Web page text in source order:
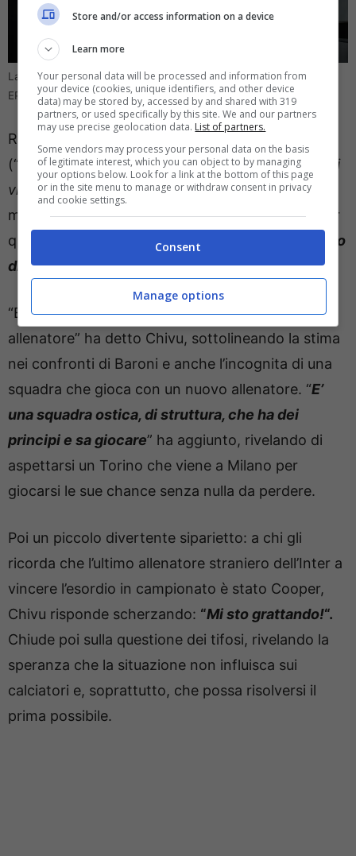
La conferenza stampa di Chivu per Inter – Torino (foto: ANSA/
EPA/JOHN G. MABANGLO) – direttagoal.it
Rispondendo alle parole di Oriali, cita Allegri
(“ Sono d’accordo con Allegri quando dice che chi
vince è sempre favorito“) e sottolinea il grande
mercato fatto dal Napoli; si è mostrato carico per
quest’inizio di campionato e si è detto “
orgoglioso
di essere l’allenatore dell’Inter“.
“E’ un Torino che ha investito bene, ha cambiato
allenatore” ha detto Chivu, sottolineando la stima
nei confronti di Baroni e anche l’incognita di una
squadra che gioca con un nuovo allenatore. “E’
una squadra ostica, di struttura, che ha dei
principi e sa giocare” ha aggiunto, rivelando di
aspettarsi un Torino che viene a Milano per
giocarsi le sue chance senza nulla da perdere.
Poi un piccolo divertente siparietto: a chi gli
ricorda che l’ultimo allenatore straniero dell’Inter a
vincere l’esordio in campionato è stato Cooper,
Chivu risponde scherzando: “Mi sto grattando!“.
Chiude poi sulla questione dei tifosi, rivelando la
speranza che la situazione non influisca sui
calciatori e, soprattutto, che possa risolversi il
prima possibile.
Store and/or access information on a device
Learn more
Your personal data will be processed and information from
your device (cookies, unique identifiers, and other device
data) may be stored by, accessed by and shared with 319
partners, or used specifically by this site. We and our partners
may use precise geolocation data. List of partners.
Some vendors may process your personal data on the basis
of legitimate interest, which you can object to by managing
your options below. Look for a link at the bottom of this page
or in the site menu to manage or withdraw consent in privacy
and cookie settings.
Consent
Manage options